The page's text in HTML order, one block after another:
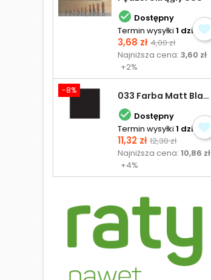
 Dostępny
Termin wysyłki 1 dzień
Cena
3,68 zł Cena
podstawowa
4,00 zł
Najniższa cena:3,60 zł
+2%
-8% 033 Farba Matt Black - olejna
 Dostępny
Termin wysyłki 1 dzień
Cena
11,32 zł Cena
podstawowa
12,30 zł
Najniższa cena:10,86 zł
+4%